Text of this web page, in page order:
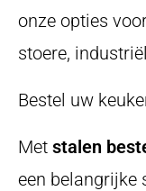
onze opties
stoere,
Bestel uw
Met stalen
een belangrijke